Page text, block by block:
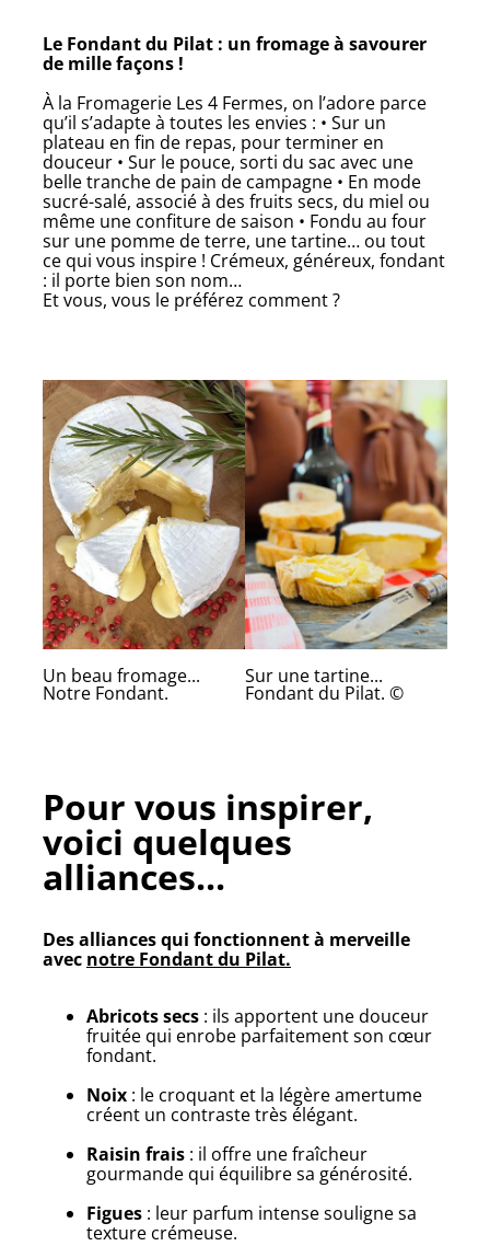
Le Fondant du Pilat : un fromage à savourer
de mille façons !
À la Fromagerie Les 4 Fermes, on l’adore parce
qu’il s’adapte à toutes les envies : • Sur un
plateau en fin de repas, pour terminer en
douceur • Sur le pouce, sorti du sac avec une
belle tranche de pain de campagne • En mode
sucré-salé, associé à des fruits secs, du miel ou
même une confiture de saison • Fondu au four
sur une pomme de terre, une tartine… ou tout
ce qui vous inspire ! Crémeux, généreux, fondant
: il porte bien son nom…
Et vous, vous le préférez comment ?
Un beau fromage...
Notre Fondant.
Sur une tartine...
Fondant du Pilat. ©
Pour vous inspirer,
voici quelques
alliances...
Des alliances qui fonctionnent à merveille
avec notre Fondant du Pilat.
Abricots secs : ils apportent une douceur
fruitée qui enrobe parfaitement son cœur
fondant.
Noix : le croquant et la légère amertume
créent un contraste très élégant.
Raisin frais : il offre une fraîcheur
gourmande qui équilibre sa générosité.
Figues : leur parfum intense souligne sa
texture crémeuse.